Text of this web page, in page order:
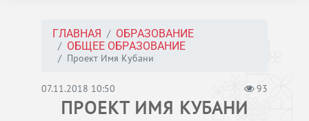
ГЛАВНАЯ
ОБРАЗОВАНИЕ
ОБЩЕЕ ОБРАЗОВАНИЕ
Проект Имя Кубани
07.11.2018 10:50 93
ПРОЕКТ ИМЯ КУБАНИ